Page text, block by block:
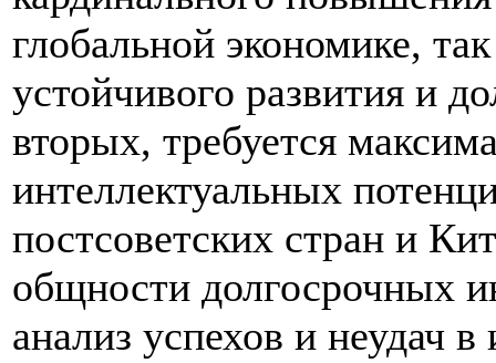
глобальной экономике,
устойчивого развития и
вторых, требуется
интеллектуальных
постсоветских стран и
общности долгосрочных
анализ успехов и неудач